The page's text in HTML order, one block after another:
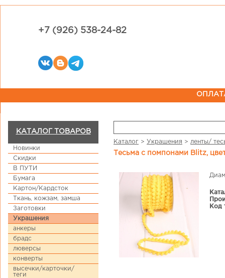
+7 (926) 538-24-82
КАТАЛОГ ТОВАРОВ
Новинки
Скидки
В ПУТИ
Бумага
Картон/Кардсток
Ткань, кожзам, замша
Заготовки
Украшения
анкеры
брадс
люверсы
конверты
высечки/карточки/
теги
Каталог > Украшения > ленты/
Тесьма с помпонами Blitz,
Код